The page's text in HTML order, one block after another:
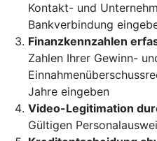
Kontakt- und
Bankverbindung
Finanzkennzahlen
Zahlen Ihrer Gewinn-
Jahre eingeben
Video-Legitimation
Gültigen